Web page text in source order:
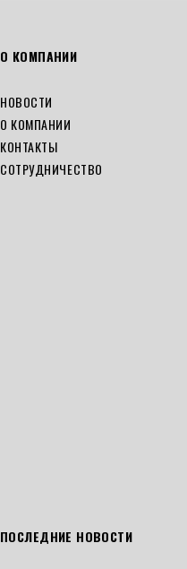
О КОМПАНИИ
НОВОСТИ
О КОМПАНИИ
КОНТАКТЫ
СОТРУДНИЧЕСТВО
ПОСЛЕДНИЕ НОВОСТИ